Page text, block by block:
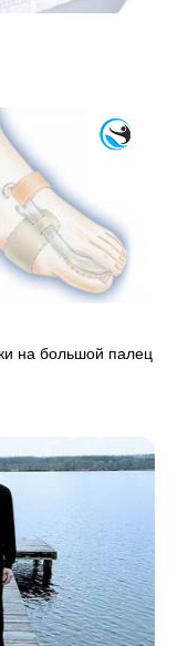
на большой палец